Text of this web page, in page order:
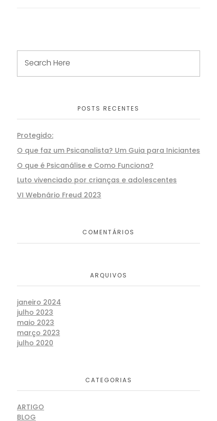
POSTS RECENTES
Protegido:
O que faz um Psicanalista? Um Guia para Iniciantes
O que é Psicanálise e Como Funciona?
Luto vivenciado por crianças e adolescentes
VI Webnário Freud 2023
COMENTÁRIOS
ARQUIVOS
janeiro 2024
julho 2023
maio 2023
março 2023
julho 2020
CATEGORIAS
ARTIGO
BLOG